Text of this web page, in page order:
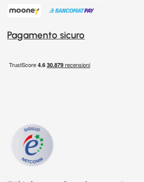
Pagamento sicuro